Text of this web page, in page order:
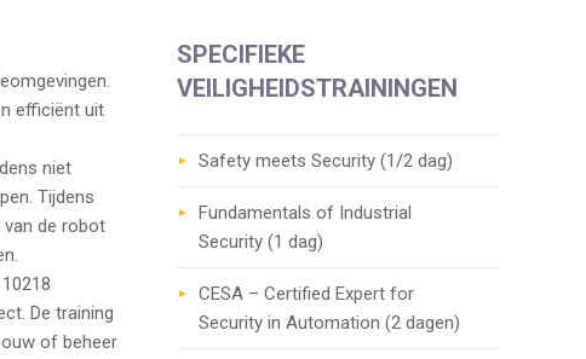
efficiënt uit
niet
Tijdens
van de robot
De training
of beheer
SPECIFIEKE
VEILIGHEIDSTRAININGEN
Safety meets Security (1/2 dag)
Fundamentals of Industrial
Security (1 dag)
CESA – Certified Expert for
Security in Automation (2 dagen)